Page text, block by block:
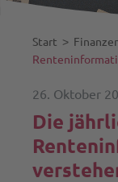
Start ˃
26. Oktober
Die